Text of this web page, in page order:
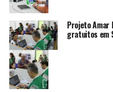
Projeto Amar
gratuitos em